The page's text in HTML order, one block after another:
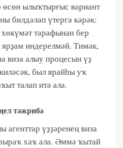
өсөн ылыҡтырғыс вариант
билдәләп үтергә кәрәк:
тарафынан бер
индерелмәй. Тимәк,
виза алыу процесын үҙ
был ярайһы уҡ
талап итә ала.
тәжрибә
агенттар үҙҙәренең виза
хаҡ ала. Әммә ҡытай